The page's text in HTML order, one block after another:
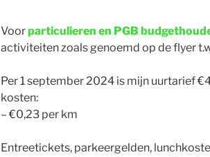
Voorparticulieren en PGB
activiteiten zoals genoemd op de flyer
Per 1 september 2024 is mijn uurtarief
kosten:
– €0,23 per km
Entreetickets, parkeergelden,